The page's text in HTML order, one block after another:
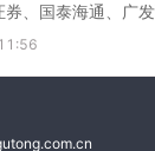
、国泰海通、广